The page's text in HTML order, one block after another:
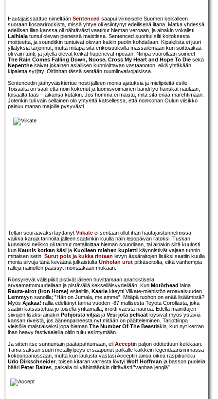
Hautajaissaattue nimeltään Sentenced saapui viimeiselle Suomen keikalleen
suoraan Ilosaarirockista, missä yhtye oli esiintynyt edellisenä iltana. Matka yhdessä
edellisen illan kanssa oli nähtävästi vaatinut hieman veroaan, ja ainakin vokalisti
Laihialatuntui olevan pienessä maistissa. Sentenced suoritui silti koitoksesta
moitteetta, ja sounditkin tuntuivat olevan kaikin puolin kohdallaan. Kipalelista ei juuri
yllätyksiä tarjonnut, mutta mitäpä sitä erikoisuuksilla mässäilemään kun soittoaikaa
oli vain tunti, ja jäljellä olevat keikat hupenevat ripeään. Niinpä vuorollaan soineet
The Rain Comes Falling Down, Noose, Cross My Heart and Hope To Die sekä
Nepenthe saivat jokainen asiallisen kunnioittavan vastaanoton, eikä yhtäkään
kipaletta syrjitty. Oltiinhan tässä sentään ruumiinvalvojaisissa.
Sentencedin jäähyväiskiertue nosti jälleen monia ajatuksia ja mielipiteitä esille.
Toisaalta on sääli että noin kokenut ja luomisvoimainen bändi lyö hanskat naulaan,
toisaalta taas – aikansa kutakin. Jos homma ei maistu, mitä sitä enää märehtimään.
Jotenkin tuli vain sellainen olo yhtyettä katsellessa, että noinkohan Oulun viisikko
painuu manan majoille pysyvästi.
Teltan seuraavaksi täyttänyt Viikate ei sentään ollut ihan hautajaistunnelmissa,
vaikka karuja tarinoita jälleen saatiinkin kuulla näin lepopäivän ratoksi. Tuskan
kunniaksi nelikko oli tainnut metalloittaa hieman soundiaan, tai ainakin siltä kuulosti
kun Kaunis kotkan käsi ja Kuolleen miehen kupletti käynnistivät vajaan tunnin
mittaisen setin. Surut pois ja kukka rintaan levyn ässäraitojen lisäksi saatiin kuulla
monia siivuja tänä keväänä julkaistulta Unholan urut pitkäsoitolta, eikä vanhempia
ralleja näinollen päässyt montaakaan mukaan.
Rönsyilevät välispiikit pistivät jälleen huvittamaan anarkistisella
arvaamattomuudellaan ja pistävällä kekseliäisyydellään. Kun Motörhead laina
Rauta-airot (Iron Horse) esiteltiin, Kaarle kiteytti Viikate-miehistön eroavaisuuden
Lemmyyn sanoilla; ”Hän on Jumala, me emme”. Mitäpä tuohon on enää lisäämistä?
Myös Ajakaa! rallia edeltänyt tarina vuoden -87 mallisesta Toyota Corollasta, joka
saatiin katsastettua jo toisella yrittämällä, irroitti väestä naurua. Edellä mainittujen
siivujen lisäksi ainakin Pohjoista viljaaja Vesi jota pelkäät löysivät myös ystäviä
kansan riveistä, jos äänenpaineesta nyt mitään on päätteleminen. Tarjottiinpa
yleisölle maistiaiseksi jopa hieman The Number Of The Beastiakin, kun nyt kerran
ihan heavy festivaaleilla oltiin tultu esiintymään.
Ja sitten itse sunnuntain päätapahtumaan, eli Acceptin paljon odotettuun keikkaan.
Tämä saksan suuri metalliylpeys ei saapunut paikalle kaikkein legendaarisimmassa
kokoonpanossaan, mutta kun laulusta vastasi Acceptin ainoa oikea raspikurkku
Udo Dirkschneider, toisen kitaran varresta löytyi Wolf Hoffman ja basson puolella
hääri Peter Baltes, paikalla oli vähintäänkin riittävästi ”vanhaa jengiä”.